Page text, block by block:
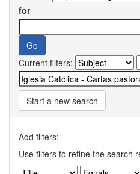
for
Current filters:
Start a new search
Add filters:
Use filters to refine the search